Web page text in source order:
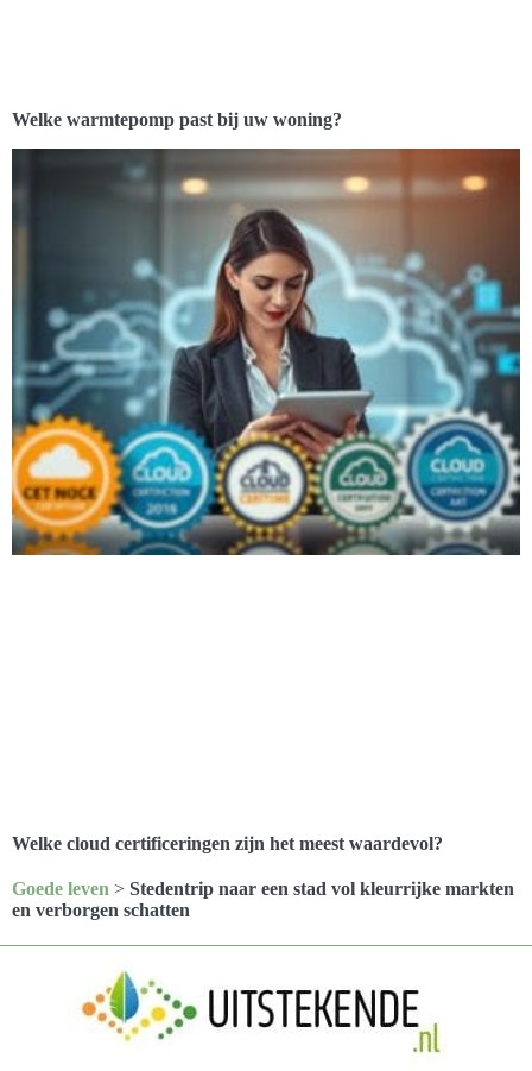
Welke warmtepomp past bij uw woning?
Welke cloud certificeringen zijn het meest waardevol?
Goede leven > Stedentrip naar een stad vol kleurrijke markten
en verborgen schatten